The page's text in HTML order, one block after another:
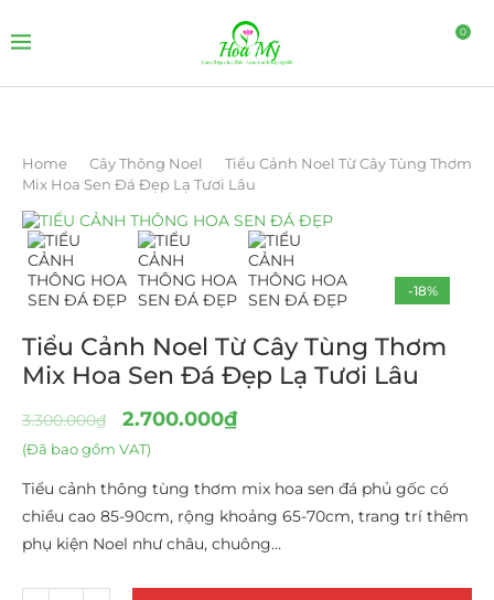
0
Home Cây Thông Noel
Tiểu Cảnh Noel Từ Cây Tùng Thơm
Mix Hoa Sen Đá Đẹp Lạ Tươi Lâu
-18%
Tiểu Cảnh Noel Từ Cây Tùng Thơm
Mix Hoa Sen Đá Đẹp Lạ Tươi Lâu
3.300.000₫ 2.700.000₫
(Đã bao gồm VAT)
Tiểu cảnh thông tùng thơm mix hoa sen đá phủ gốc có
chiều cao 85-90cm, rộng khoảng 65-70cm, trang trí thêm
phụ kiện Noel như châu, chuông…